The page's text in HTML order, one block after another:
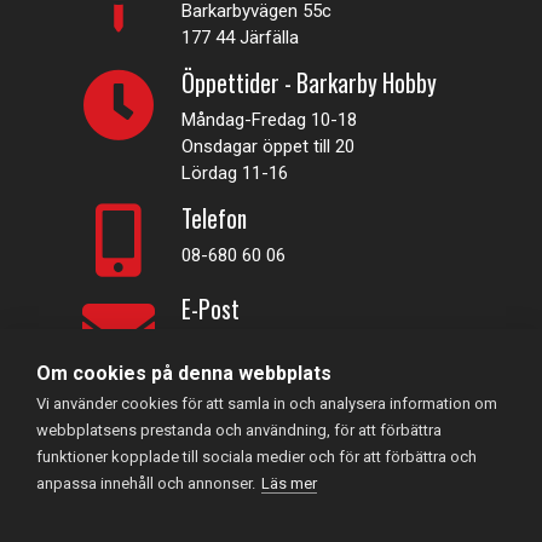
Barkarbyvägen 55c
177 44 Järfälla
Öppettider - Barkarby Hobby
Måndag-Fredag 10-18
Onsdagar öppet till 20
Lördag 11-16
Telefon
08-680 60 06
E-Post
Garanti och reklamation
Frakt och köpevillkor
Integritetspolicy
Kontakta oss
Om cookies på denna webbplats
Vi använder cookies för att samla in och analysera information om
webbplatsens prestanda och användning, för att förbättra
funktioner kopplade till sociala medier och för att förbättra och
anpassa innehåll och annonser. Läs mer